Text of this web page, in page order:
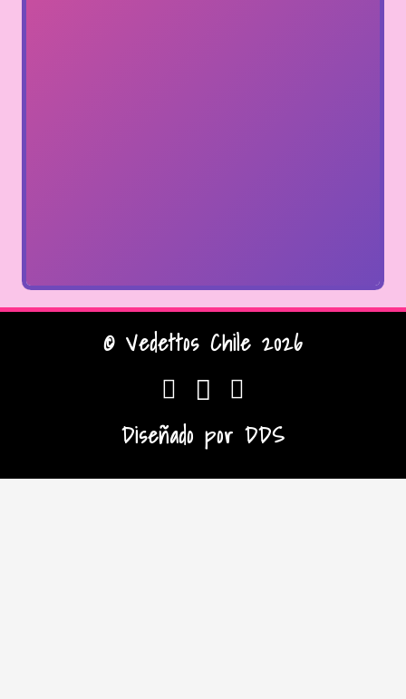
© Vedettos Chile 2026
Diseñado por DDS